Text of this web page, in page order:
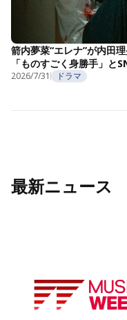
箭内夢菜“エレナ”が内田
「ものすごく身勝手」と
2026/7/31 ドラマ
最新ニュース